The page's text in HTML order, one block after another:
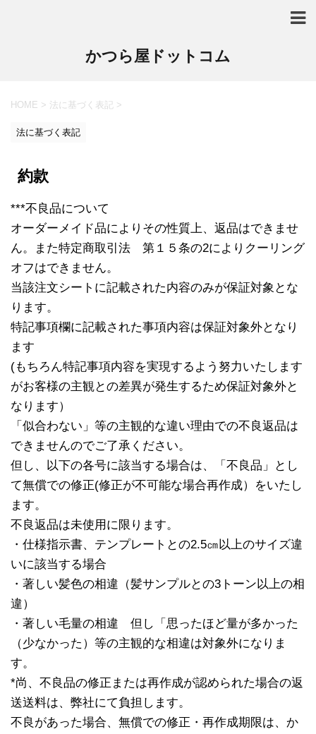
かつら屋ドットコム
HOME > 法に基づく表記 >
法に基づく表記
約款
***不良品について
オーダーメイド品によりその性質上、返品はできませ
ん。また特定商取引法 第１５条の2によりクーリング
オフはできません。
当該注文シートに記載された内容のみが保証対象とな
ります。
特記事項欄に記載された事項内容は保証対象外となり
ます
(もちろん特記事項内容を実現するよう努力いたします
がお客様の主観との差異が発生するため保証対象外と
なります）
「似合わない」等の主観的な違い理由での不良返品は
できませんのでご了承ください。
但し、以下の各号に該当する場合は、「不良品」とし
て無償での修正(修正が不可能な場合再作成）をいたし
ます。
不良返品は未使用に限ります。
・仕様指示書、テンプレートとの2.5㎝以上のサイズ違
いに該当する場合
・著しい髪色の相違（髪サンプルとの3トーン以上の相
違）
・著しい毛量の相違 但し「思ったほど量が多かった
（少なかった）等の主観的な相違は対象外になりま
す。
*尚、不良品の修正または再作成が認められた場合の返
送送料は、弊社にて負担します。
不良があった場合、無償での修正・再作成期限は、か